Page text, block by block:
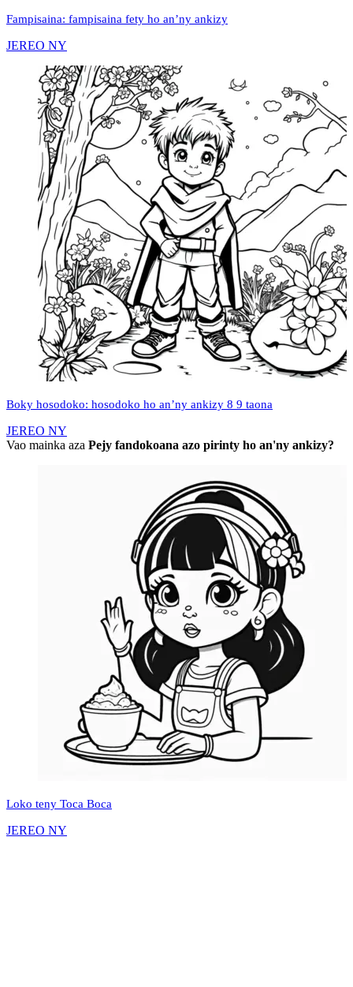
Fampisaina: fampisaina fety ho an’ny ankizy
JEREO NY
Boky hosodoko: hosodoko ho an’ny ankizy 8 9 taona
JEREO NY
Vao mainka aza Pejy fandokoana azo pirinty ho an'ny ankizy?
Loko teny Toca Boca
JEREO NY